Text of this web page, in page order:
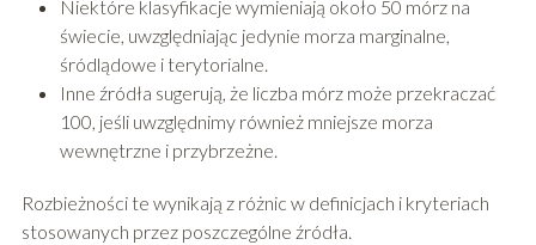
Niektóre klasyfikacje wymieniają około 50 mórz na
świecie, uwzględniając jedynie morza marginalne,
śródlądowe i terytorialne.
Inne źródła sugerują, że liczba mórz może przekraczać
100, jeśli uwzględnimy również mniejsze morza
wewnętrzne i przybrzeżne.
Rozbieżności te wynikają z różnic w definicjach i kryteriach
stosowanych przez poszczególne źródła.